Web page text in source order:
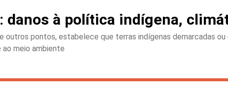
danos à política indígena,
outros pontos, estabelece que terras indígenas demarcadas
ao meio ambiente